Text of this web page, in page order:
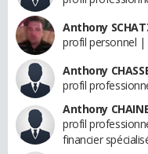
Anthony
profil personnel |
Anthony
profil
Anthony
profil
financier